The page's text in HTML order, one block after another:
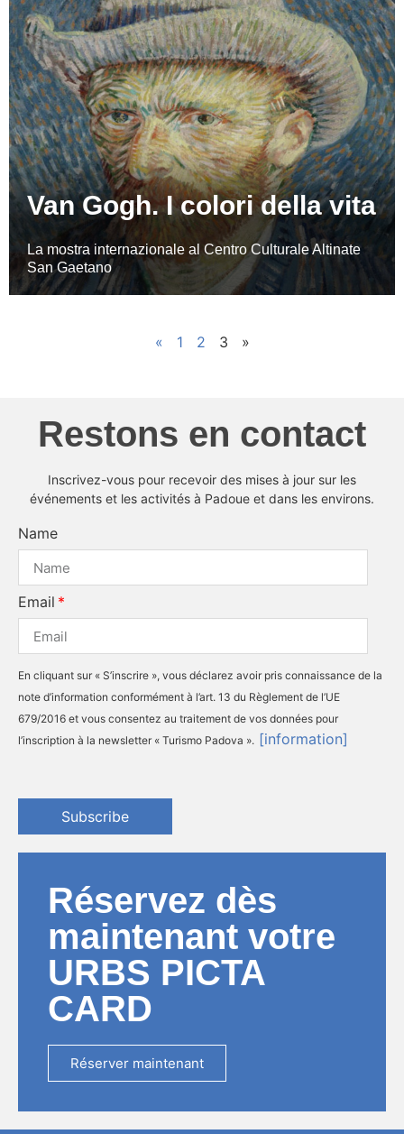
Van Gogh. I colori della vita
La mostra internazionale al Centro Culturale Altinate
San Gaetano
« 1 2 3 »
Restons en contact
Inscrivez-vous pour recevoir des mises à jour sur les
événements et les activités à Padoue et dans les environs.
Name
Email
En cliquant sur « S’inscrire », vous déclarez avoir pris connaissance de la
note d’information conformément à l’art. 13 du Règlement de l’UE
679/2016 et vous consentez au traitement de vos données pour
l’inscription à la newsletter « Turismo Padova ». [information]
Subscribe
Réservez dès
maintenant votre
URBS PICTA
CARD
Réserver maintenant